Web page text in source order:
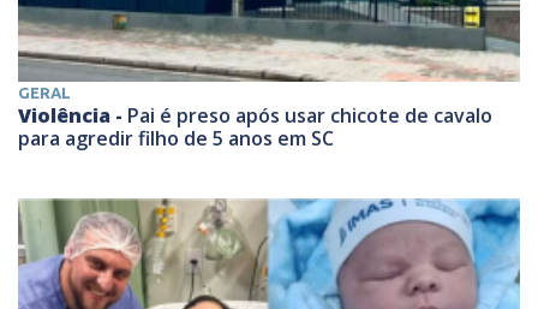
GERAL
Violência - Pai é preso após usar chicote de cavalo
para agredir filho de 5 anos em SC